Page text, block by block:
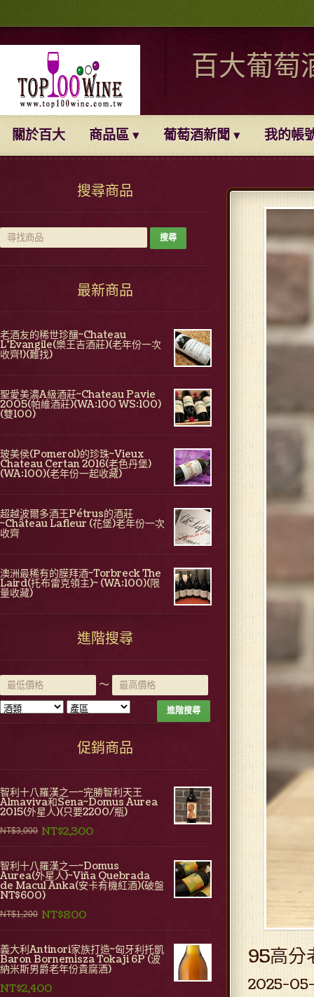
百大葡萄
關於百大 商品區 葡萄酒新聞 我的帳
搜尋商品
最新商品
老酒友的稀世珍釀~Chateau
L'Evangile(樂王吉酒莊)(老年份一次
收齊!)(難找)
聖愛美濃A級酒莊~Chateau Pavie
2005(帕維酒莊)(WA:100 WS:100)
(雙100)
玻美侯(Pomerol)的珍珠~Vieux
Chateau Certan 2016(老色丹堡)
(WA:100)(老年份一起收藏)
超越波爾多酒王Pétrus的酒莊
~Château Lafleur (花堡)老年份一次
收齊
澳洲最稀有的膜拜酒~Torbreck The
Laird(托布雷克領主)~ (WA:100)(限
量收藏)
進階搜尋
~
進階搜尋
促銷商品
智利十八羅漢之一~完勝智利天王
Almaviva和Sena~Domus Aurea
2015(外星人)(只要2200/瓶)
NT$3,000 NT$2,300
智利十八羅漢之一~Domus
Aurea(外星人)~Viña Quebrada
de Macul Anka(安卡有機紅酒)(破盤
NT$600)
NT$1,200 NT$800
義大利Antinori家族打造~匈牙利托凱
Baron Bornemisza Tokaji 6P (波
納米斯男爵老年份貴腐酒)
NT$2,400
95高分
2025-